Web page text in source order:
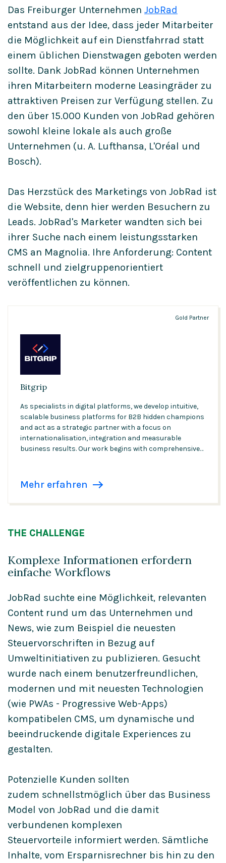
Das Freiburger Unternehmen JobRad
entstand aus der Idee, dass jeder Mitarbeiter
die Möglichkeit auf ein Dienstfahrrad statt
einem üblichen Dienstwagen geboten werden
sollte. Dank JobRad können Unternehmen
ihren Mitarbeitern moderne Leasingräder zu
attraktiven Preisen zur Verfügung stellen. Zu
den über 15.000 Kunden von JobRad gehören
sowohl kleine lokale als auch große
Unternehmen (u. A. Lufthansa, L'Oréal und
Bosch).
Das Herzstück des Marketings von JobRad ist
die Website, denn hier werden Besuchern zu
Leads. JobRad's Marketer wandten sich bei
ihrer Suche nach einem leistungsstarken
CMS an Magnolia. Ihre Anforderung: Content
schnell und zielgruppenorientiert
veröffentlichen zu können.
Gold Partner
Bitgrip
As specialists in digital platforms, we develop intuitive,
scalable business platforms for B2B hidden champions
and act as a strategic partner with a focus on
internationalisation, integration and measurable
business results. Our work begins with comprehensive
DXPs.
Mehr erfahren
THE CHALLENGE
Komplexe Informationen erfordern
einfache Workflows
JobRad suchte eine Möglichkeit, relevanten
Content rund um das Unternehmen und
News, wie zum Beispiel die neuesten
Steuervorschriften in Bezug auf
Umweltinitiativen zu publizieren. Gesucht
wurde nach einem benutzerfreundlichen,
modernen und mit neuesten Technologien
(wie PWAs - Progressive Web-Apps)
kompatibelen CMS, um dynamische und
beeindruckende digitale Experiences zu
gestalten.
Potenzielle Kunden sollten
zudem schnellstmöglich über das Business
Model von JobRad und die damit
verbundenen komplexen
Steuervorteile informiert werden. Sämtliche
Inhalte, vom Ersparnisrechner bis hin zu den